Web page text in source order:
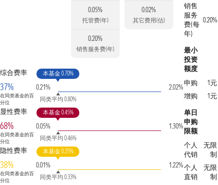
0.05%
托管费(年)
0.20%
销售服务费(年)
0.02%
其它费用(估)
综合费率
37%
在同类基金的百
分位
0.21%
本基金 0.70%
同类平均 0.80%
2.02%
显性费率
68%
在同类基金的百
分位
0.05%
本基金 0.45%
同类平均 0.46%
1.30%
隐性费率
38%
在同类基金的百
分位
0.01%
本基金 0.25%
同类平均 0.33%
1.22%
销售
服务
费(每
年)
0.20%
最小
投资
额度
申购
1元
增购
1元
单日
申购
限额
个人
代销
无限
制
个人
直销
无限
制